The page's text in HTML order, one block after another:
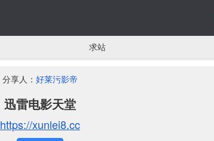
求站
分享人： 好莱污影帝
迅雷电影天堂
https://xunlei8.cc